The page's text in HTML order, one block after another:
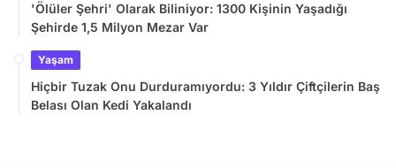
'Ölüler Şehri' Olarak Biliniyor: 1300 Kişinin Yaşadığı
Şehirde 1,5 Milyon Mezar Var
Yaşam
Hiçbir Tuzak Onu Durduramıyordu: 3 Yıldır Çiftçilerin Baş
Belası Olan Kedi Yakalandı